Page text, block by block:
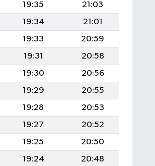
19:35
21:03
19:34
21:01
19:33
20:59
19:31
20:58
19:30
20:56
19:29
20:55
19:28
20:53
19:27
20:52
19:25
20:50
19:24
20:48